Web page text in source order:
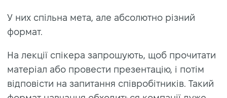
У них спільна мета, але абсолютно різний
формат.
На лекції спікера запрошують, щоб прочитати
матеріал або провести презентацію, і потім
відповісти на запитання співробітників. Такий